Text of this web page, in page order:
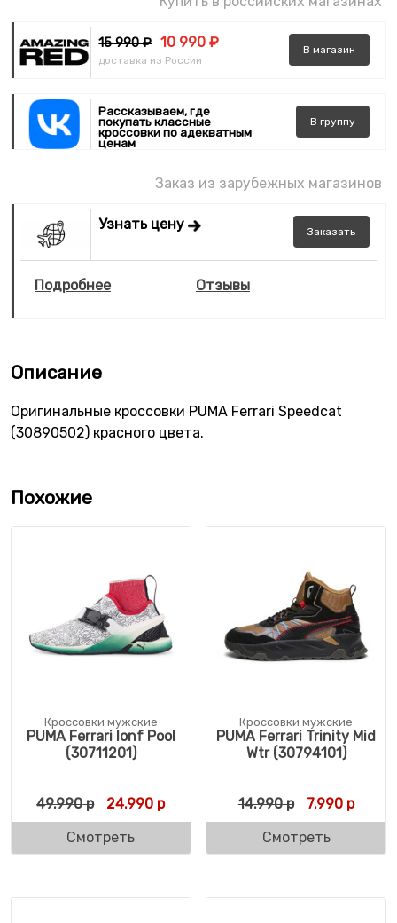
15 990 ₽ 10 990 ₽
доставка из России
В магазин
Рассказываем, где
покупать классные
кроссовки по адекватным
ценам
В группу
Заказ из зарубежных магазинов
Узнать цену Заказать
Подробнее Отзывы
Описание
Оригинальные кроссовки PUMA Ferrari Speedcat
(30890502) красного цвета.
Похожие
Кроссовки мужские
PUMA Ferrari Ionf Pool
(30711201)
49.990р Первоначальная цена составляла 49.990
24.990 рТекущая цена: 24.990 р.
Смотреть
Кроссовки мужские
PUMA Ferrari Trinity Mid
Wtr (30794101)
14.990р 7.990р
Смотреть